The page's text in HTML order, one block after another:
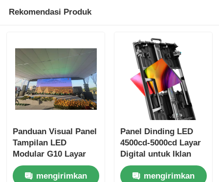
Rekomendasi Produk
Panduan Visual Panel
Tampilan LED
Modular G10 Layar
LED Kustom untuk
Penggunaan Dalam
mengirimkan
Panel Dinding LED
4500cd-5000cd Layar
Digital untuk Iklan
Luar Ruangan
mengirimkan